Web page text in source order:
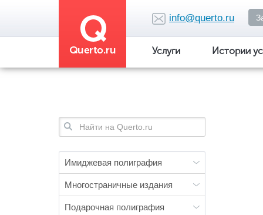
info@querto.ru
Услуги Истории
Форма
поиска
Имиджевая полиграфия
Многостраничные издания
Подарочная полиграфия